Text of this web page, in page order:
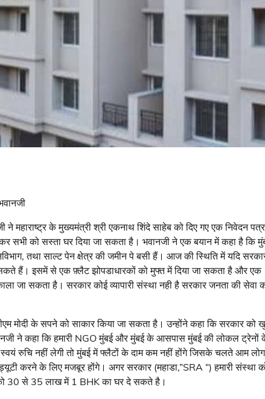
ने महाराष्ट्र के मुख्यमंत्री श्री एकनाथ शिंदे साहेब को दिए गए एक निवेदन
सभी को सस्ता घर दिया जा सकता है। भवानजी ने एक बयान में कहा है कि
तथा साल्ट पेन क्षेत्र की जमीन पे बसी हैं। आज की स्थिति में यदि
हैं। इसमें से एक फ़्लैट झोपडाधारकों को मुफ्त में दिया जा सकता है और एक
जा सकता है। सरकार कोई व्यापारी संस्था नही है सरकार जनता की सेवा
मोदी के सपने को साकार किया जा सकता है। उन्होंने कहा कि सरकार को
ने कहा कि हमारी NGO मुंबई और मुंबई के आसपास मुंबई की लोकल ट्रेनों
रुचि नहीं लेगी तो मुंबई में फ्लैटों के दाम कम नहीं होंगे जिसके चलते आम लोग
करने के लिए मजबूर होंगे। अगर सरकार (महाडा,”SRA “) हमारी संस्था
30 से 35 लाख में 1 BHK का घर दे सकते है।